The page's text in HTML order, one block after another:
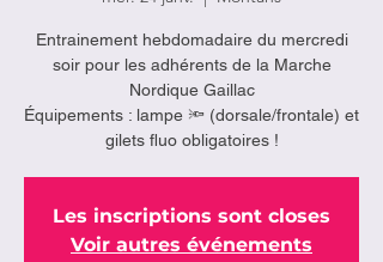
Entrainement hebdomadaire du mercredi
soir pour les adhérents de la Marche
Nordique Gaillac
Équipements : lampe 🔦 (dorsale/frontale) et
gilets fluo obligatoires !
Les inscriptions sont closes
Voir autres événements